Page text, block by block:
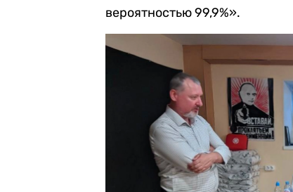
вероятностью 99,9%».